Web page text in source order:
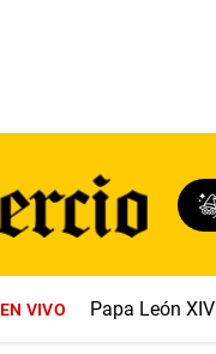
EN VIVO Papa León XIV